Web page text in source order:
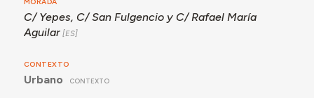
MORADA
C/ Yepes, C/ San Fulgencio y C/ Rafael María
Aguilar
CONTEXTO
Urbano CONTEXTO